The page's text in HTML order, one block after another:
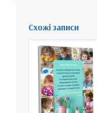
Схожі записи